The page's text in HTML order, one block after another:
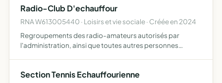
Radio-Club D'echauffour
RNA W613005440 · Loisirs et vie sociale · Créée en 2024
Regroupements des radio-amateurs autorisés par
l'administration, ainsi que toutes autres personnes
d'amateur
Section Tennis Echauffourienne